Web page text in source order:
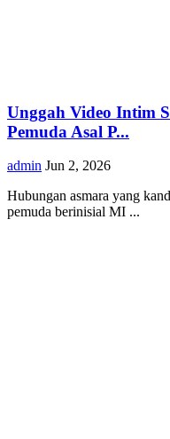
Unggah Video Intim
Pemuda Asal P...
admin Jun 2, 2026
Hubungan asmara yang
pemuda berinisial MI ...